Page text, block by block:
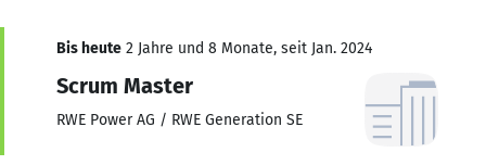
Bis heute 2 Jahre und 8 Monate, seit Jan. 2024
Scrum Master
RWE Power AG / RWE Generation SE